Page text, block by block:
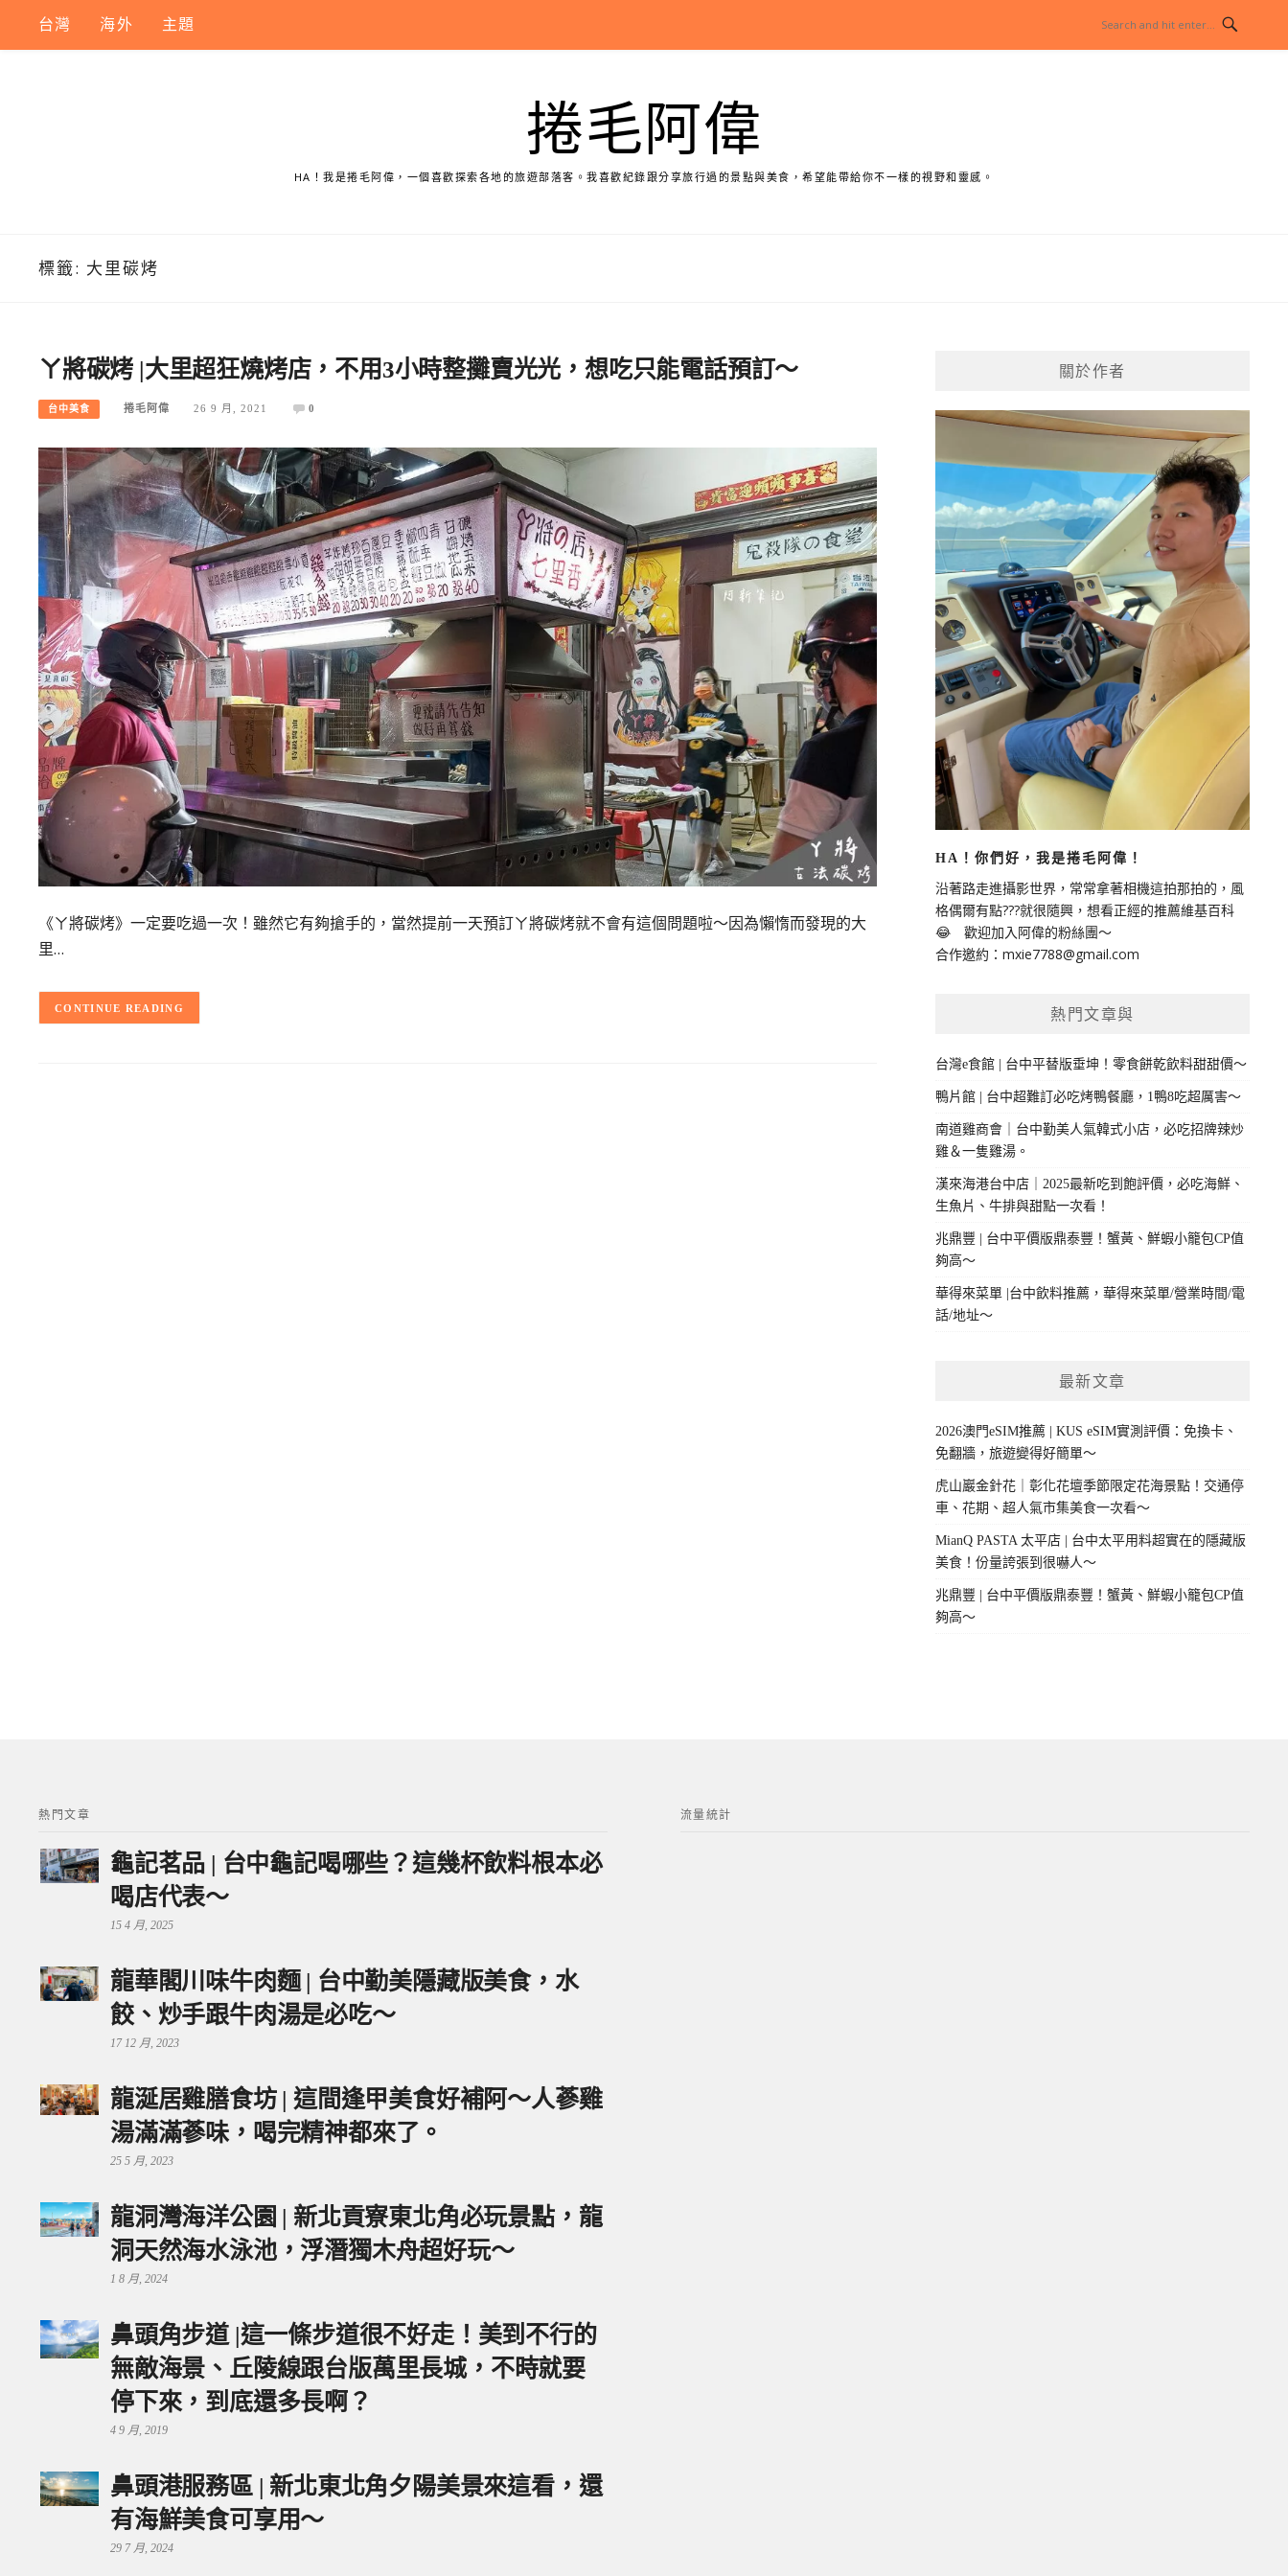
content
台灣 海外 主題
捲毛阿偉
HA！我是捲毛阿偉，一個喜歡探索各地的旅遊部落客。我喜歡紀錄跟分享旅行過的景點與美食，希望能帶給你不一樣的視野和靈感。
標籤: 大里碳烤
ㄚ將碳烤 |大里超狂燒烤店，不用3小時整攤賣光光，想吃只能電話預訂～
台中美食 捲毛阿偉 26 9 月, 2021 0
《ㄚ將碳烤》一定要吃過一次！雖然它有夠搶手的，當然提前一天預訂ㄚ將碳烤就不會有這個問題啦～因為懶惰而發現的大
里…
CONTINUE READING
關於作者
HA！你們好，我是捲毛阿偉！
沿著路走進攝影世界，常常拿著相機這拍那拍的，風
格偶爾有點???就很隨興，想看正經的推薦維基百科
😂 歡迎加入阿偉的粉絲團～
合作邀約： mxie7788@gmail.com
熱門文章與
台灣e食館 | 台中平替版垂坤！零食餅乾飲料甜甜價～
鴨片館 | 台中超難訂必吃烤鴨餐廳，1鴨8吃超厲害～
南道雞商會｜台中勤美人氣韓式小店，必吃招牌辣炒
雞＆一隻雞湯。
漢來海港台中店｜2025最新吃到飽評價，必吃海鮮、
生魚片、牛排與甜點一次看！
兆鼎豐 | 台中平價版鼎泰豐！蟹黃、鮮蝦小籠包CP值
夠高～
華得來菜單 |台中飲料推薦，華得來菜單/營業時間/電
話/地址～
最新文章
2026澳門eSIM推薦 | KUS eSIM實測評價：免換卡、
免翻牆，旅遊變得好簡單～
虎山巖金針花｜彰化花壇季節限定花海景點！交通停
車、花期、超人氣市集美食一次看～
MianQ PASTA 太平店 | 台中太平用料超實在的隱藏版
美食！份量誇張到很嚇人～
兆鼎豐 | 台中平價版鼎泰豐！蟹黃、鮮蝦小籠包CP值
夠高～
熱門文章
龜記茗品 | 台中龜記喝哪些？這幾杯飲料根本必
喝店代表～
15 4 月, 2025
龍華閣川味牛肉麵 | 台中勤美隱藏版美食，水
餃、炒手跟牛肉湯是必吃～
17 12 月, 2023
龍涎居雞膳食坊 | 這間逢甲美食好補阿～人蔘雞
湯滿滿蔘味，喝完精神都來了。
25 5 月, 2023
龍洞灣海洋公園 | 新北貢寮東北角必玩景點，龍
洞天然海水泳池，浮潛獨木舟超好玩～
1 8 月, 2024
鼻頭角步道 |這一條步道很不好走！美到不行的
無敵海景、丘陵線跟台版萬里長城，不時就要
停下來，到底還多長啊？
4 9 月, 2019
鼻頭港服務區 | 新北東北角夕陽美景來這看，還
有海鮮美食可享用～
29 7 月, 2024
流量統計